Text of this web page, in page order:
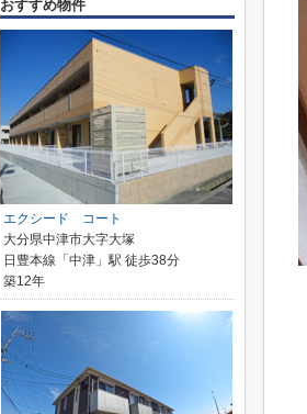
おすすめ物件
エクシード コート
大分県中津市大字大塚
日豊本線「中津」駅 徒歩38分
築12年